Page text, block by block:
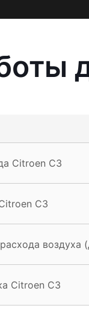
Citroen C3
C3
Citroen C3